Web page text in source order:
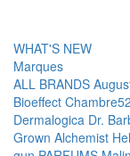
WHAT'S NEW
Marques
ALL BRANDS
Bioeffect Chambre52
Dermalogica Dr.
Grown Alchemist